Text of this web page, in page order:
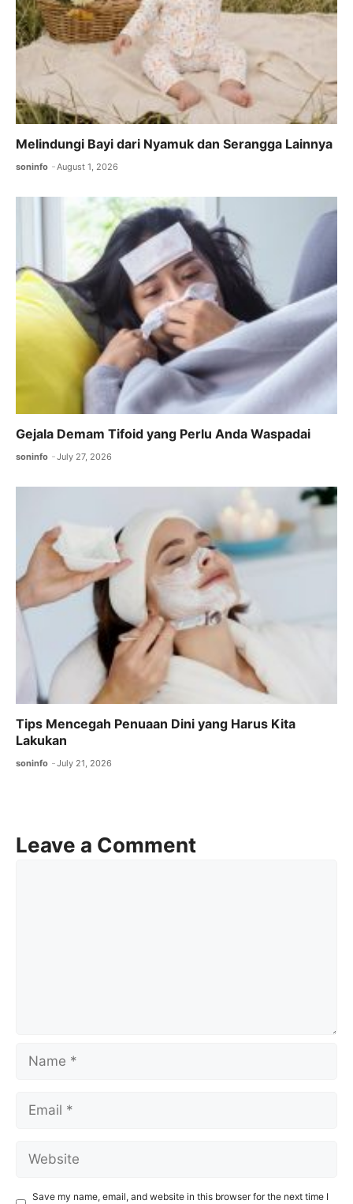
Melindungi Bayi dari Nyamuk dan Serangga Lainnya
soninfo August 1, 2026
Gejala Demam Tifoid yang Perlu Anda Waspadai
soninfo July 27, 2026
Tips Mencegah Penuaan Dini yang Harus Kita
Lakukan
soninfo July 21, 2026
Leave a Comment
Name
Email
Website
Save my name, email, and website in this browser for the next time I